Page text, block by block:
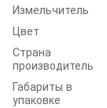
Измельчитель
Цвет
Страна
производитель
Габариты в
упаковке